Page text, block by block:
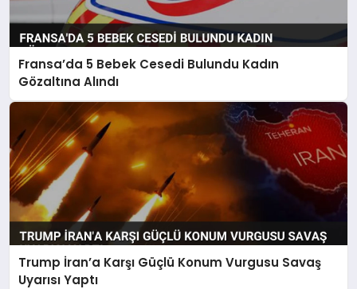
Fransa’da 5 Bebek Cesedi Bulundu Kadın
Gözaltına Alındı
Trump İran’a Karşı Güçlü Konum Vurgusu Savaş
Uyarısı Yaptı